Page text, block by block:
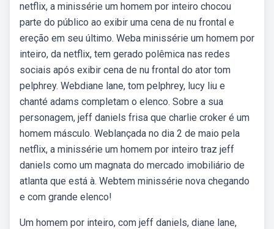
netflix, a minissérie um homem por inteiro chocou
parte do público ao exibir uma cena de nu frontal e
ereção em seu último. Weba minissérie um homem por
inteiro, da netflix, tem gerado polêmica nas redes
sociais após exibir cena de nu frontal do ator tom
pelphrey. Webdiane lane, tom pelphrey, lucy liu e
chanté adams completam o elenco. Sobre a sua
personagem, jeff daniels frisa que charlie croker é um
homem másculo. Weblançada no dia 2 de maio pela
netflix, a minissérie um homem por inteiro traz jeff
daniels como um magnata do mercado imobiliário de
atlanta que está à. Webtem minissérie nova chegando
e com grande elenco!
Um homem por inteiro, com jeff daniels, diane lane,